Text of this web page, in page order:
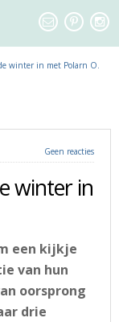
winter in met Polarn O.
Geen reacties
winter in
een kijkje
van hun
oorsprong
drie